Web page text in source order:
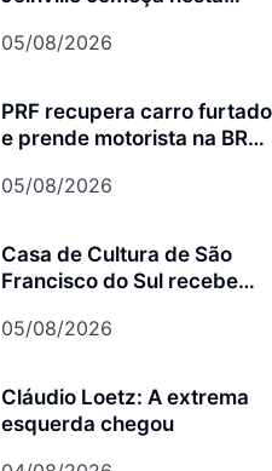
exclusivos em 17
05/08/2026
PRF recupera carro furtado
e prende motorista na BR-
05/08/2026
Casa de Cultura de São
Francisco do Sul recebe
projeto Os Bachianos
05/08/2026
Cláudio Loetz: A extrema
esquerda chegou